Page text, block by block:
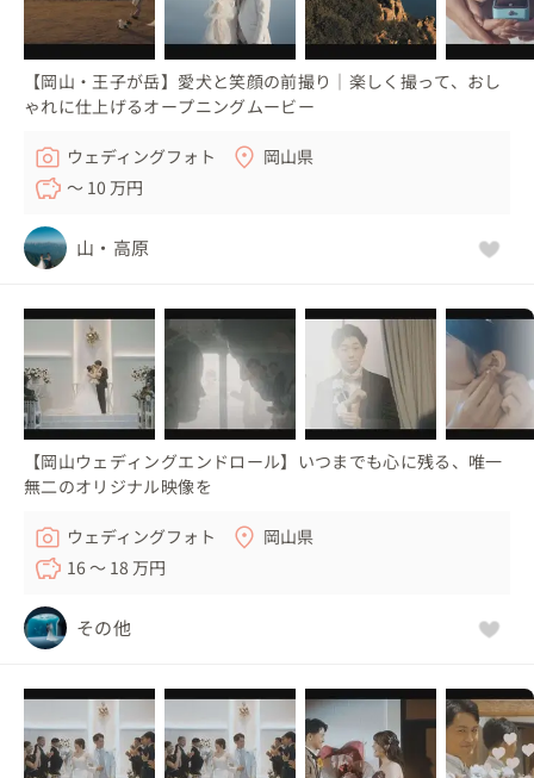
【岡山・王子が岳】愛犬と笑顔の前撮り｜楽しく撮って、おし
ゃれに仕上げるオープニングムービー
ウェディングフォト
岡山県
〜 10 万円
山・高原
【岡山ウェディングエンドロール】いつまでも心に残る、唯一
無二のオリジナル映像を
ウェディングフォト
岡山県
16 〜 18 万円
その他